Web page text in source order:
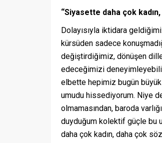
“Siyasette daha çok
Dolayısıyla iktidara
kürsüden sadece
değiştirdiğimiz, dönüşen
edeceğimizi
elbette hepimiz bugün büyük
umudu hissediyorum. Niye
olmamasından, baroda
duyduğum kolektif güçle bu
daha çok kadın, daha çok